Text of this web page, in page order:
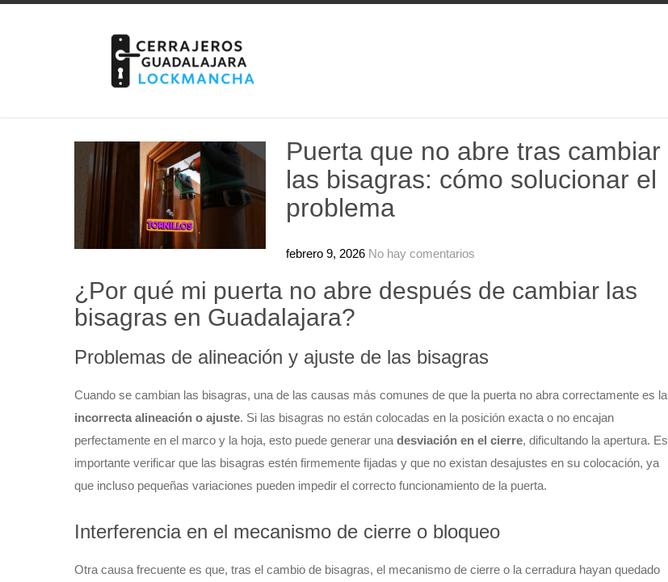
Puerta que no abre tras cambiar
las bisagras: cómo solucionar el
problema
febrero 9, 2026 No hay comentarios
¿Por qué mi puerta no abre después de cambiar las
bisagras en Guadalajara?
Problemas de alineación y ajuste de las bisagras
Cuando se cambian las bisagras, una de las causas más comunes de que la puerta no abra correctamente es la
incorrecta alineación o ajuste. Si las bisagras no están colocadas en la posición exacta o no encajan
perfectamente en el marco y la hoja, esto puede generar una desviación en el cierre, dificultando la apertura. Es
importante verificar que las bisagras estén firmemente fijadas y que no existan desajustes en su colocación, ya
que incluso pequeñas variaciones pueden impedir el correcto funcionamiento de la puerta.
Interferencia en el mecanismo de cierre o bloqueo
Otra causa frecuente es que, tras el cambio de bisagras, el mecanismo de cierre o la cerradura hayan quedado